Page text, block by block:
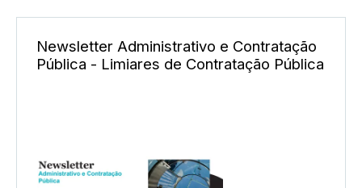
Newsletter Administrativo e Contratação
Pública - Limiares de Contratação Pública